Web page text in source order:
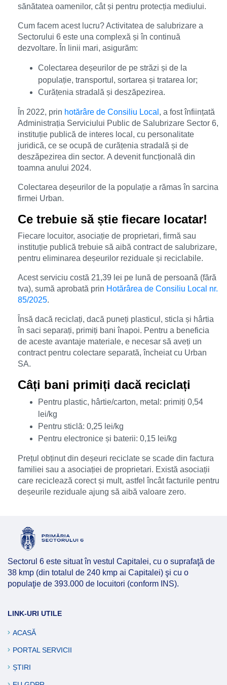
sănătatea oamenilor, cât și pentru protecția mediului.
Cum facem acest lucru? Activitatea de salubrizare a
Sectorului 6 este una complexă și în continuă
dezvoltare. În linii mari, asigurăm:
Colectarea deșeurilor de pe străzi și de la
populație, transportul, sortarea și tratarea lor;
Curățenia stradală și deszăpezirea.
În 2022, prin hotărâre de Consiliu Local , a fost înființată
Administrația Serviciului Public de Salubrizare Sector 6,
instituție publică de interes local, cu personalitate
juridică, ce se ocupă de curățenia stradală și de
deszăpezirea din sector. A devenit funcțională din
toamna anului 2024.
Colectarea deșeurilor de la populație a rămas în sarcina
firmei Urban.
Ce trebuie să știe fiecare locatar!
Fiecare locuitor, asociație de proprietari, firmă sau
instituție publică trebuie să aibă contract de salubrizare,
pentru eliminarea deșeurilor reziduale și reciclabile.
Acest serviciu costă 21,39 lei pe lună de persoană (fără
tva), sumă aprobată prin Hotărârea de Consiliu Local nr.
85/2025.
Însă dacă reciclați, dacă puneți plasticul, sticla și hârtia
în saci separați, primiți bani înapoi. Pentru a beneficia
de aceste avantaje materiale, e necesar să aveți un
contract pentru colectare separată, încheiat cu Urban
SA.
Câți bani primiți dacă reciclați
Pentru plastic, hârtie/carton, metal: primiți 0,54
lei/kg
Pentru sticlă: 0,25 lei/kg
Pentru electronice și baterii: 0,15 lei/kg
Prețul obținut din deșeuri reciclate se scade din factura
familiei sau a asociației de proprietari. Există asociații
care reciclează corect și mult, astfel încât facturile pentru
deșeurile reziduale ajung să aibă valoare zero.
Sectorul 6 este situat în vestul Capitalei, cu o suprafaţă de
38 kmp (din totalul de 240 kmp ai Capitalei) şi cu o
populaţie de 393.000 de locuitori (conform INS).
LINK-URI UTILE
ACASĂ
PORTAL SERVICII
ȘTIRI